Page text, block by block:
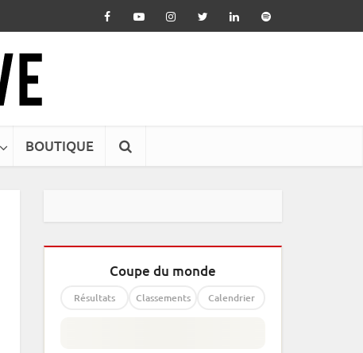
BOUTIQUE
Coupe du monde
Résultats Classements Calendrier